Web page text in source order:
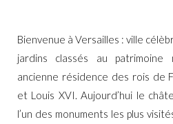
Bienvenue à Versailles : ville
jardins classés au patrimoine
ancienne résidence des rois de
et Louis XVI. Aujourd’hui le
l’un des monuments les plus